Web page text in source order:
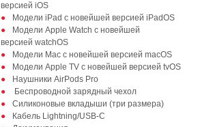
версией iOS
Модели iPad с новейшей версией iPadOS
Модели Apple Watch с новейшей
версией watchOS
Модели Mac с новейшей версией macOS
Модели Apple TV с новейшей версией tvOS
Наушники AirPods Pro
Беспроводной зарядный чехол
Силиконовые вкладыши (три размера)
Кабель Lightning/USB‑C